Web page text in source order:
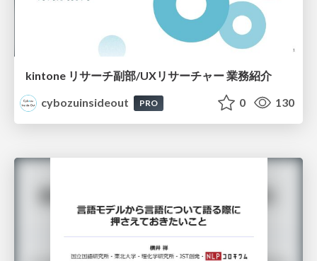
kintone リサーチ副部/UXリサーチャー 業務紹介
cybozuinsideout
PRO 0 130